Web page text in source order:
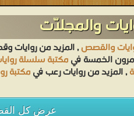
والمجلّات
والقصص, المزيد من روايات
الخمسة فيمكتبة سلسلة
, المزيد من روايات رعب فيمكتبة
عرض كل